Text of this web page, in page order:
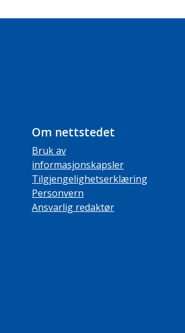
Om nettstedet
Bruk av
informasjonskapsler
Tilgjengelighetserklæring
Personvern
Ansvarlig redaktør